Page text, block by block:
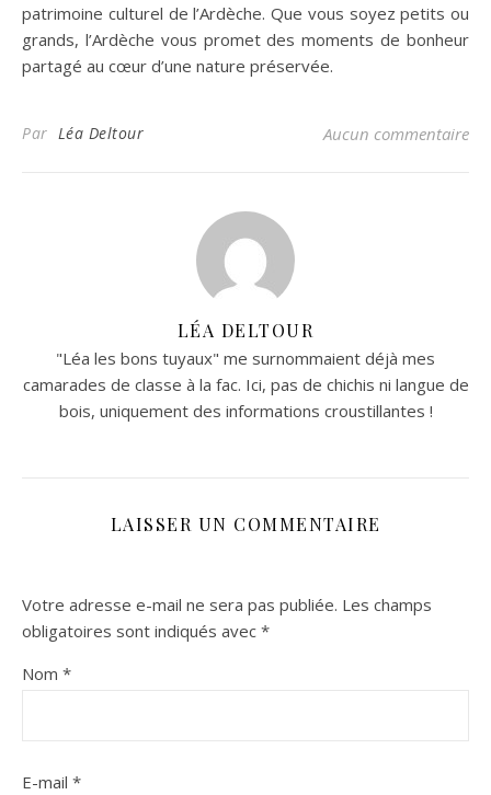
patrimoine culturel de l’Ardèche. Que vous soyez petits ou
grands, l’Ardèche vous promet des moments de bonheur
partagé au cœur d’une nature préservée.
Par Léa Deltour Aucun commentaire
LÉA DELTOUR
"Léa les bons tuyaux" me surnommaient déjà mes
camarades de classe à la fac. Ici, pas de chichis ni langue de
bois, uniquement des informations croustillantes !
LAISSER UN COMMENTAIRE
Votre adresse e-mail ne sera pas publiée. Les champs
obligatoires sont indiqués avec *
Nom *
E-mail *